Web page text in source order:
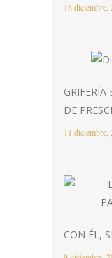
16 diciembre,
DE
11 diciembre,
CON ÉL,